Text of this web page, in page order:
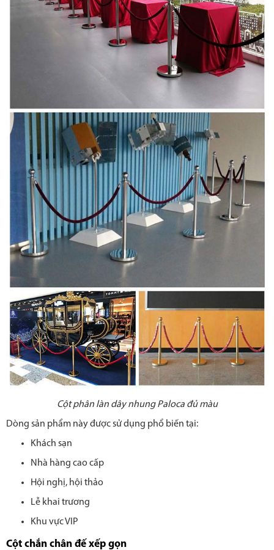
Cột phân làn dây nhung Paloca đủ màu
Dòng sản phẩm này được sử dụng phổ biến tại:
Khách sạn
Nhà hàng cao cấp
Hội nghị, hội thảo
Lễ khai trương
Khu vực VIP
Cột chắn chân đế xếp gọn